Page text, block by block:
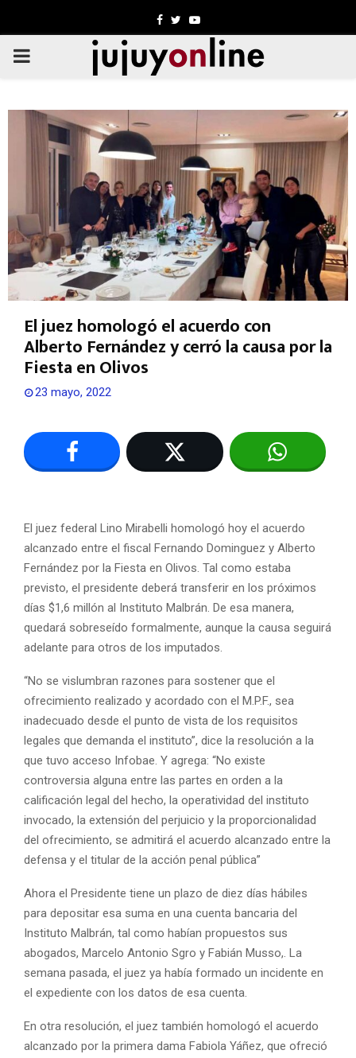
Facebook
TwitterYoutube
PRIMARY
El juez homologó el acuerdo con
Alberto Fernández y cerró la causa por la
Fiesta en Olivos
23 mayo, 2022
El juez federal Lino Mirabelli homologó hoy el acuerdo
alcanzado entre el fiscal Fernando Dominguez y Alberto
Fernández por la Fiesta en Olivos. Tal como estaba
previsto, el presidente deberá transferir en los próximos
días $1,6 millón al Instituto Malbrán. De esa manera,
quedará sobreseído formalmente, aunque la causa seguirá
adelante para otros de los imputados.
“No se vislumbran razones para sostener que el
ofrecimiento realizado y acordado con el M.P.F., sea
inadecuado desde el punto de vista de los requisitos
legales que demanda el instituto”, dice la resolución a la
que tuvo acceso Infobae. Y agrega: “No existe
controversia alguna entre las partes en orden a la
calificación legal del hecho, la operatividad del instituto
invocado, la extensión del perjuicio y la proporcionalidad
del ofrecimiento, se admitirá el acuerdo alcanzado entre la
defensa y el titular de la acción penal pública”
Ahora el Presidente tiene un plazo de diez días hábiles
para depositar esa suma en una cuenta bancaria del
Instituto Malbrán, tal como habían propuestos sus
abogados, Marcelo Antonio Sgro y Fabián Musso,. La
semana pasada, el juez ya había formado un incidente en
el expediente con los datos de esa cuenta.
En otra resolución, el juez también homologó el acuerdo
alcanzado por la primera dama Fabiola Yáñez, que ofreció